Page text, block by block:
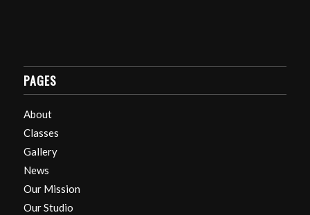
PAGES
About
Classes
Gallery
News
Our Mission
Our Studio